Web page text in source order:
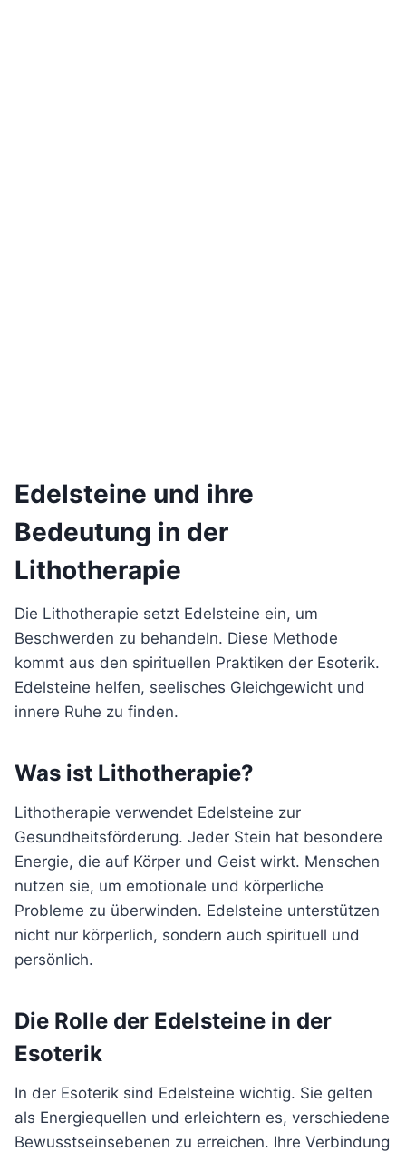
Edelsteine und ihre
Bedeutung in der
Lithotherapie
Die Lithotherapie setzt Edelsteine ein, um
Beschwerden zu behandeln. Diese Methode
kommt aus den spirituellen Praktiken der Esoterik.
Edelsteine helfen, seelisches Gleichgewicht und
innere Ruhe zu finden.
Was ist Lithotherapie?
Lithotherapie verwendet Edelsteine zur
Gesundheitsförderung. Jeder Stein hat besondere
Energie, die auf Körper und Geist wirkt. Menschen
nutzen sie, um emotionale und körperliche
Probleme zu überwinden. Edelsteine unterstützen
nicht nur körperlich, sondern auch spirituell und
persönlich.
Die Rolle der Edelsteine in der
Esoterik
In der Esoterik sind Edelsteine wichtig. Sie gelten
als Energiequellen und erleichtern es, verschiedene
Bewusstseinsebenen zu erreichen. Ihre Verbindung